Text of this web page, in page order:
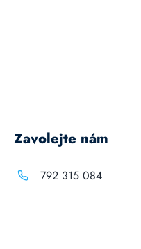
Zavolejte nám
792 315 084